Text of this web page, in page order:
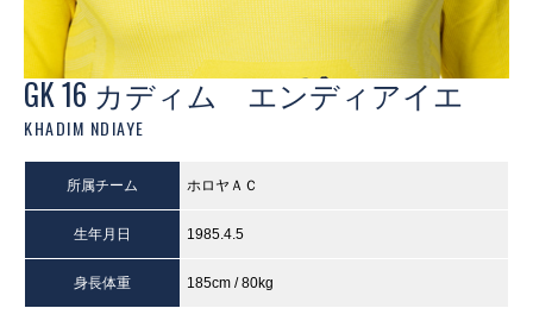
GK 16 カディム エンディアイエ
KHADIM NDIAYE
所属チーム ホロヤＡＣ
生年月日 1985.4.5
身長体重 185cm / 80kg